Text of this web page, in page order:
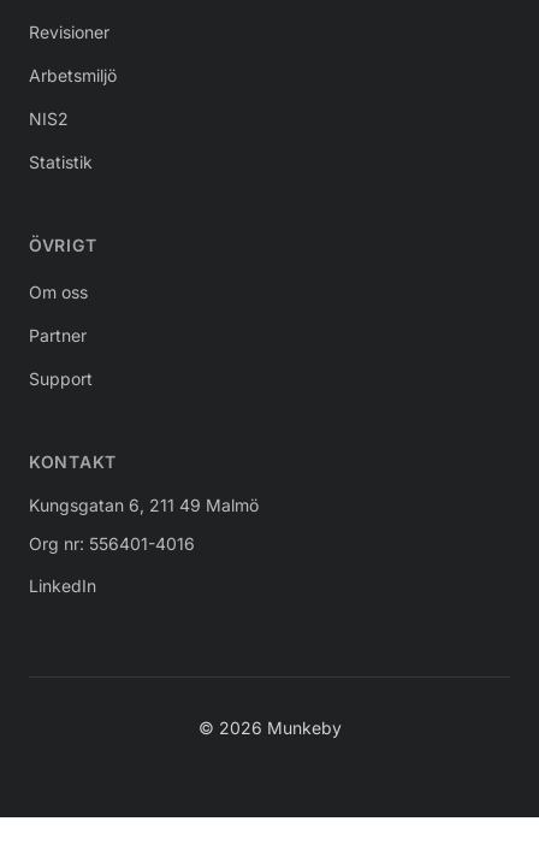
Revisioner
Arbetsmiljö
NIS2
Statistik
ÖVRIGT
Om oss
Partner
Support
KONTAKT
Kungsgatan 6, 211 49 Malmö
Org nr: 556401-4016
LinkedIn
© 2026 Munkeby